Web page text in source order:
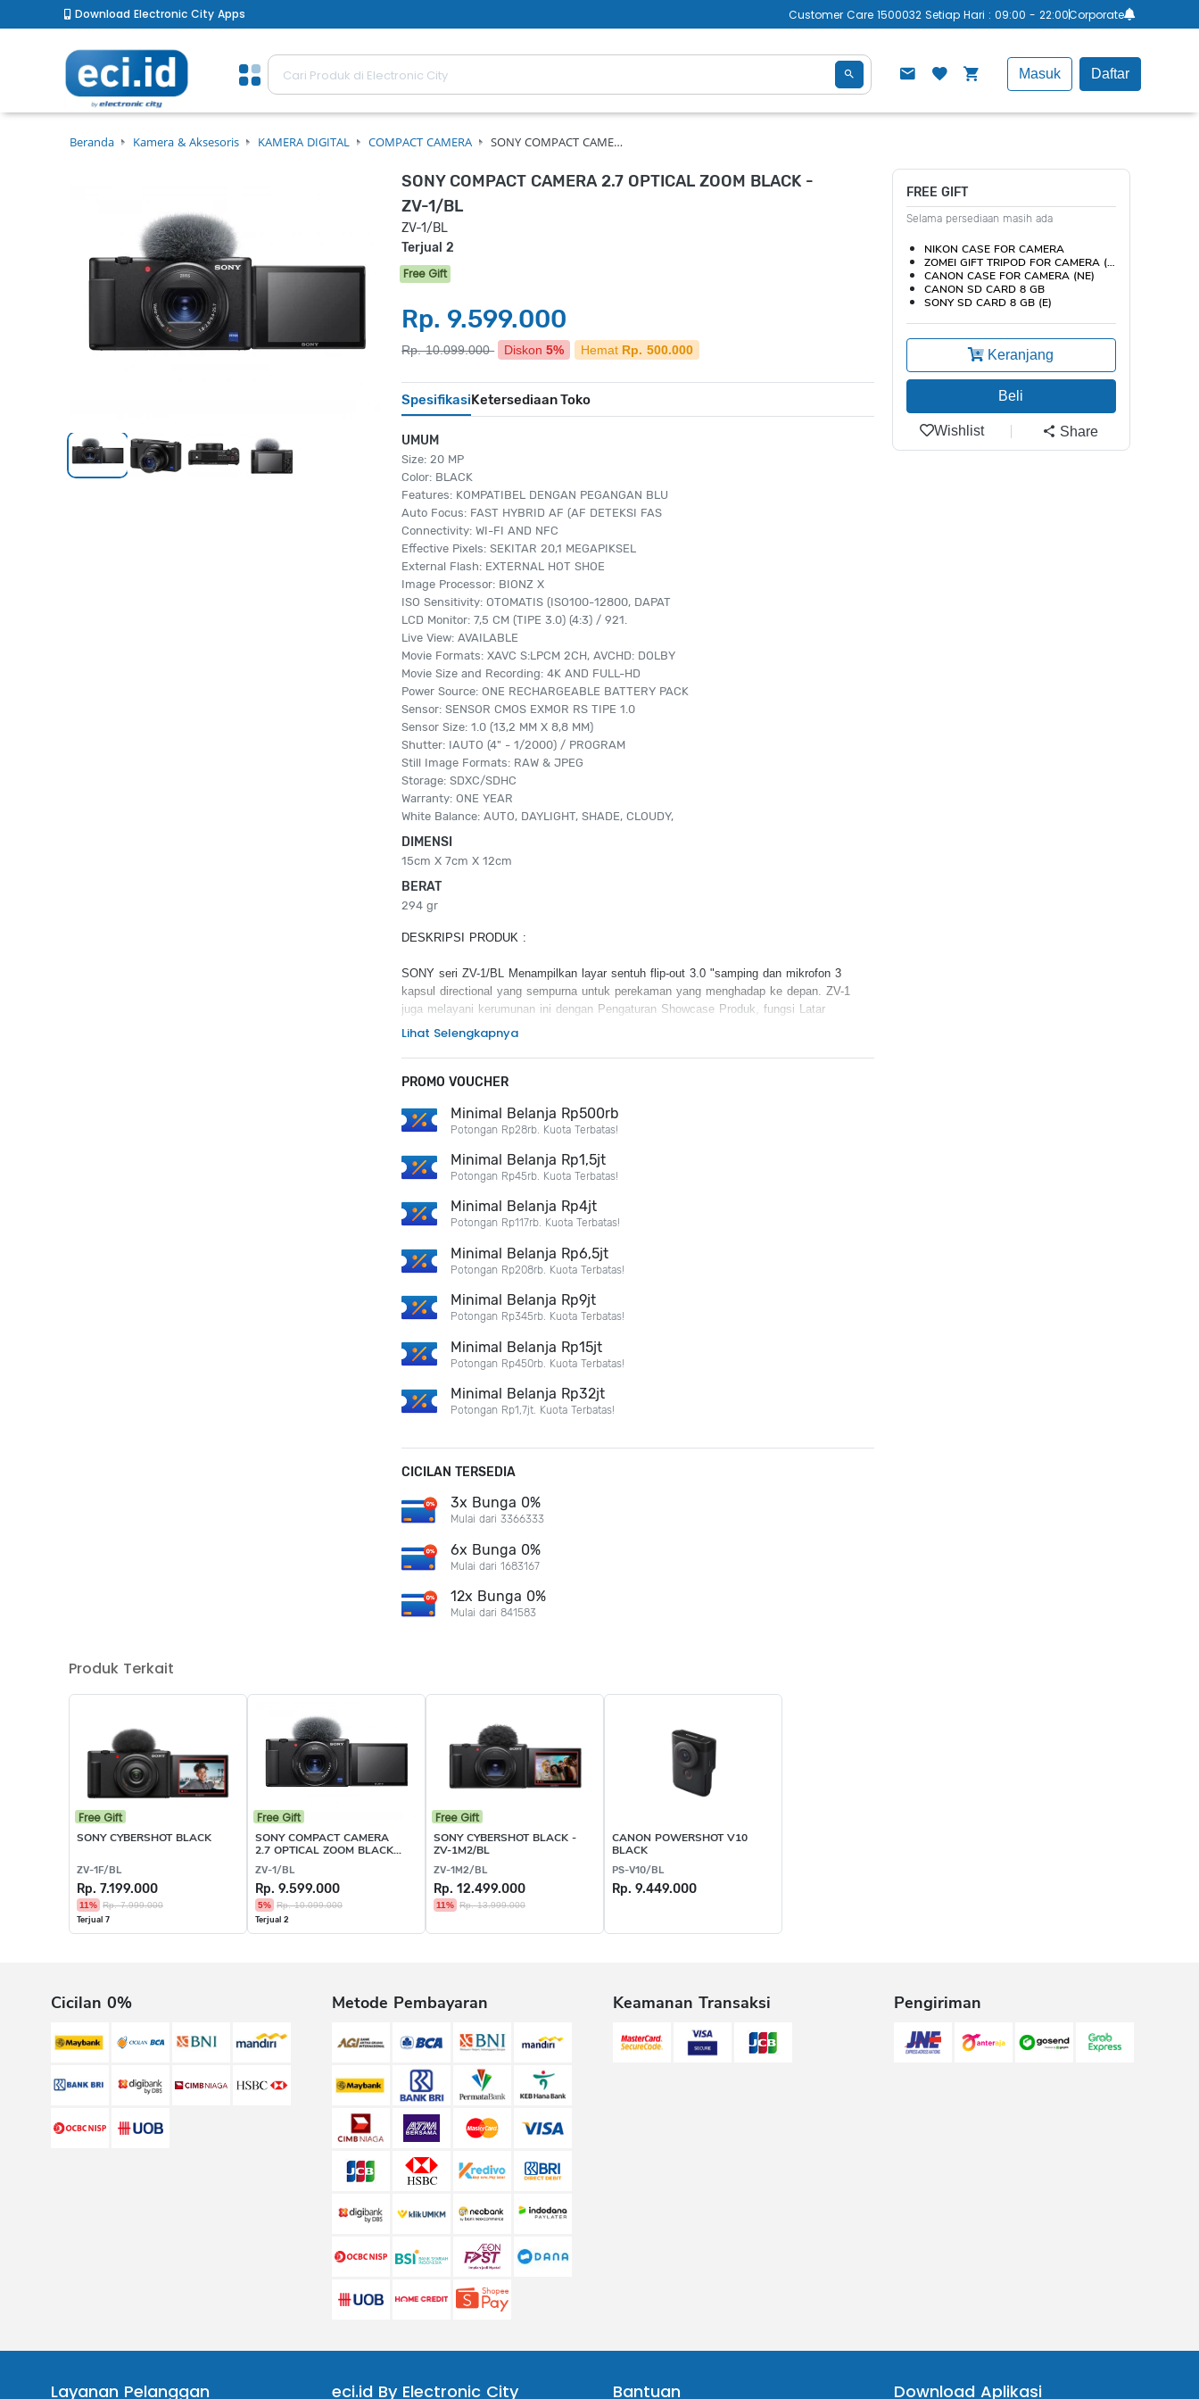
Download Electronic City Apps Customer Care 1500032 Setiap Hari : 09:00 - 22:00Corporate
Masuk Daftar
Beranda Kamera & Aksesoris KAMERA DIGITAL COMPACT CAMERA SONY COMPACT CAME…
SONY COMPACT CAMERA 2.7 OPTICAL ZOOM BLACK -
ZV-1/BL
ZV-1/BL
Terjual 2
Free Gift
Rp. 9.599.000
Rp. 10.099.000 Diskon 5% Hemat Rp. 500.000
SpesifikasiKetersediaan Toko
UMUM
Size: 20 MP
Color: BLACK
Features: KOMPATIBEL DENGAN PEGANGAN BLU
Auto Focus: FAST HYBRID AF (AF DETEKSI FAS
Connectivity: WI-FI AND NFC
Effective Pixels: SEKITAR 20,1 MEGAPIKSEL
External Flash: EXTERNAL HOT SHOE
Image Processor: BIONZ X
ISO Sensitivity: OTOMATIS (ISO100-12800, DAPAT
LCD Monitor: 7,5 CM (TIPE 3.0) (4:3) / 921.
Live View: AVAILABLE
Movie Formats: XAVC S:LPCM 2CH, AVCHD: DOLBY
Movie Size and Recording: 4K AND FULL-HD
Power Source: ONE RECHARGEABLE BATTERY PACK
Sensor: SENSOR CMOS EXMOR RS TIPE 1.0
Sensor Size: 1.0 (13,2 MM X 8,8 MM)
Shutter: IAUTO (4" - 1/2000) / PROGRAM
Still Image Formats: RAW & JPEG
Storage: SDXC/SDHC
Warranty: ONE YEAR
White Balance: AUTO, DAYLIGHT, SHADE, CLOUDY,
DIMENSI
15cm X 7cm X 12cm
BERAT
294 gr
DESKRIPSI PRODUK :
SONY seri ZV-1/BL Menampilkan layar sentuh flip-out 3.0 "samping dan mikrofon 3
kapsul directional yang sempurna untuk perekaman yang menghadap ke depan. ZV-1
juga melayani kerumunan ini dengan Pengaturan Showcase Produk, fungsi Latar
Belakang Fokus, Efek Kulit Lembut, dan Wajah Paparan Otomatis.
KEUNGGULAN PRODUK :
ZEISS 24-70mm-Equiv. f/1.8-2.8 Lens
UHD 4K30p Video with HLG & S-Log3 Gammas
Lihat Selengkapnya
PROMO VOUCHER
Minimal Belanja Rp500rb
Potongan Rp28rb. Kuota Terbatas!
Minimal Belanja Rp1,5jt
Potongan Rp45rb. Kuota Terbatas!
Minimal Belanja Rp4jt
Potongan Rp117rb. Kuota Terbatas!
Minimal Belanja Rp6,5jt
Potongan Rp208rb. Kuota Terbatas!
Minimal Belanja Rp9jt
Potongan Rp345rb. Kuota Terbatas!
Minimal Belanja Rp15jt
Potongan Rp450rb. Kuota Terbatas!
Minimal Belanja Rp32jt
Potongan Rp1,7jt. Kuota Terbatas!
CICILAN TERSEDIA
3x Bunga 0%
Mulai dari 3366333
6x Bunga 0%
Mulai dari 1683167
12x Bunga 0%
Mulai dari 841583
FREE GIFT
Selama persediaan masih ada
NIKON CASE FOR CAMERA
ZOMEI GIFT TRIPOD FOR CAMERA (NE)
CANON CASE FOR CAMERA (NE)
CANON SD CARD 8 GB
SONY SD CARD 8 GB (E)
Keranjang
Beli
Wishlist Share
Produk Terkait
Free Gift
SONY CYBERSHOT BLACK
ZV-1F/BL
Rp. 7.199.000
11% Rp. 7.999.000
Terjual 7
Free Gift
SONY COMPACT CAMERA
2.7 OPTICAL ZOOM BLACK -
ZV-1/BL
ZV-1/BL
Rp. 9.599.000
5% Rp. 10.099.000
Terjual 2
Free Gift
SONY CYBERSHOT BLACK -
ZV-1M2/BL
ZV-1M2/BL
Rp. 12.499.000
11% Rp. 13.999.000
CANON POWERSHOT V10
BLACK
PS-V10/BL
Rp. 9.449.000
Cicilan 0% Metode Pembayaran Keamanan Transaksi Pengiriman
Layanan Pelanggan eci.id By Electronic City Bantuan Download Aplikasi